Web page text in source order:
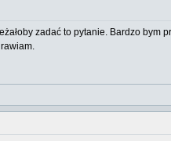
zadać to pytanie. Bardzo